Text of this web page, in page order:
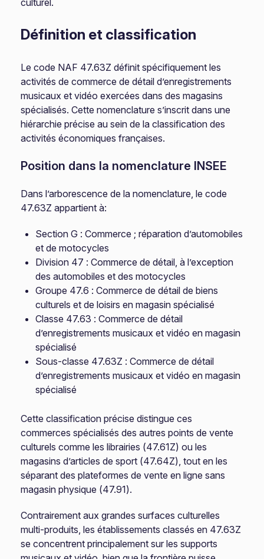
culturel.
Définition et classification
Le code NAF 47.63Z définit spécifiquement les
activités de commerce de détail d’enregistrements
musicaux et vidéo exercées dans des magasins
spécialisés. Cette nomenclature s’inscrit dans une
hiérarchie précise au sein de la classification des
activités économiques françaises.
Position dans la nomenclature INSEE
Dans l’arborescence de la nomenclature, le code
47.63Z appartient à:
Section G : Commerce ; réparation d’automobiles
et de motocycles
Division 47 : Commerce de détail, à l’exception
des automobiles et des motocycles
Groupe 47.6 : Commerce de détail de biens
culturels et de loisirs en magasin spécialisé
Classe 47.63 : Commerce de détail
d’enregistrements musicaux et vidéo en magasin
spécialisé
Sous-classe 47.63Z : Commerce de détail
d’enregistrements musicaux et vidéo en magasin
spécialisé
Cette classification précise distingue ces
commerces spécialisés des autres points de vente
culturels comme les librairies (47.61Z) ou les
magasins d’articles de sport (47.64Z), tout en les
séparant des plateformes de vente en ligne sans
magasin physique (47.91).
Contrairement aux grandes surfaces culturelles
multi-produits, les établissements classés en 47.63Z
se concentrent principalement sur les supports